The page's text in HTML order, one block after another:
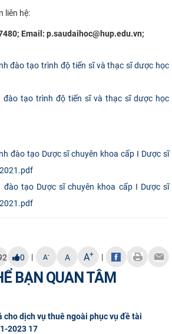
liên hệ:
Email: p.saudaihoc@hup.edu.vn;​
đào tạo trình độ tiến sĩ và thạc sĩ dược học
đào tạo Dược sĩ chuyên khoa cấp I Dược sĩ
0 | A- A A+ |
BẠN QUAN TÂM
cho dịch vụ thuê ngoài phục vụ đề tài
2023 17